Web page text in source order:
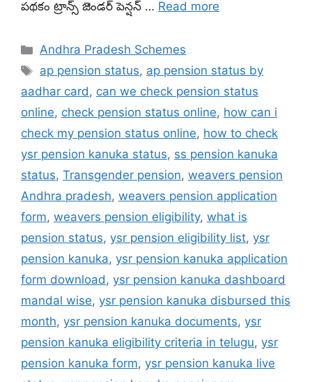
పథకం ట్రాన్స్ జెండర్ పెన్షన్ … Read more
Categories
Andhra Pradesh Schemes
Tags
ap pension status, ap pension status by
aadhar card, can we check pension status
online, check pension status online, how can i
check my pension status online, how to check
ysr pension kanuka status, ss pension kanuka
status, Transgender pension, weavers pension
Andhra pradesh, weavers pension application
form, weavers pension eligibility, what is
pension status, ysr pension eligibility list, ysr
pension kanuka, ysr pension kanuka application
form download, ysr pension kanuka dashboard
mandal wise, ysr pension kanuka disbursed this
month, ysr pension kanuka documents, ysr
pension kanuka eligibility criteria in telugu, ysr
pension kanuka form, ysr pension kanuka live